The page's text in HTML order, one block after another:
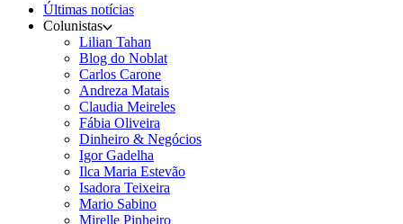
Últimas notícias
Colunistas
Lilian Tahan
Blog do Noblat
Carlos Carone
Andreza Matais
Claudia Meireles
Fábia Oliveira
Dinheiro & Negócios
Igor Gadelha
Ilca Maria Estevão
Isadora Teixeira
Mario Sabino
Mirelle Pinheiro